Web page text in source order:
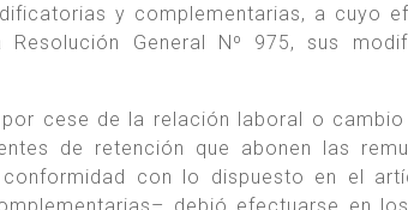
y complementarias, a cuyo
General Nº 975, sus
cese de la relación laboral o
de retención que abonen las
con lo dispuesto en el
debió efectuarse en